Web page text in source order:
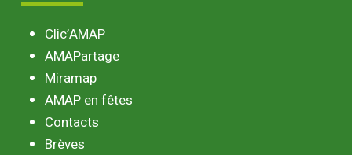
Clic’AMAP
AMAPartage
Miramap
AMAP en fêtes
Contacts
Brèves